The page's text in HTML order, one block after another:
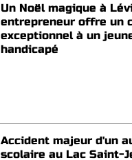
Un Noël magique à
entrepreneur offre un
exceptionnel à un
handicapé
Accident majeur d'un
scolaire au Lac Saint-